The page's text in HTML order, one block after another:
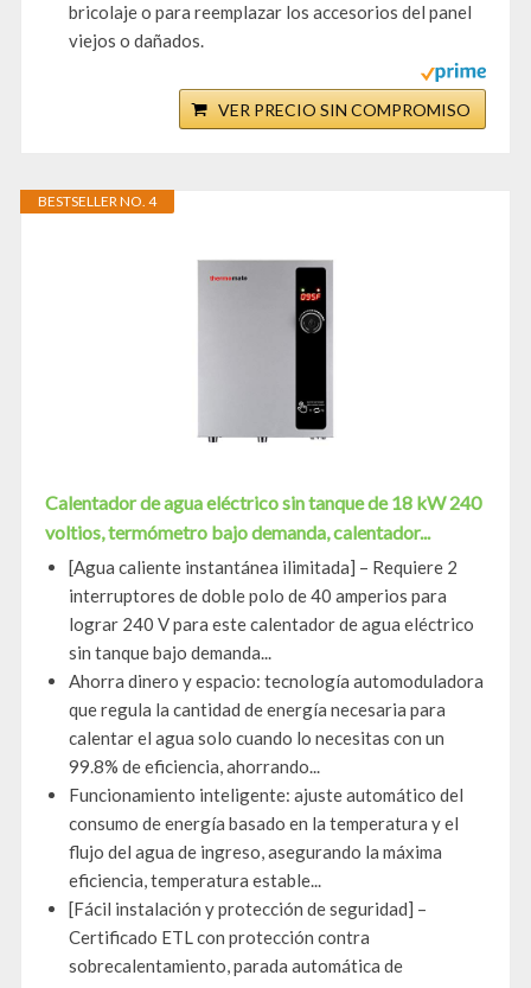
bricolaje o para reemplazar los accesorios del panel
viejos o dañados.
VER PRECIO SIN COMPROMISO
BESTSELLER NO. 4
Calentador de agua eléctrico sin tanque de 18 kW 240
voltios, termómetro bajo demanda, calentador...
[Agua caliente instantánea ilimitada] – Requiere 2
interruptores de doble polo de 40 amperios para
lograr 240 V para este calentador de agua eléctrico
sin tanque bajo demanda...
Ahorra dinero y espacio: tecnología automoduladora
que regula la cantidad de energía necesaria para
calentar el agua solo cuando lo necesitas con un
99.8% de eficiencia, ahorrando...
Funcionamiento inteligente: ajuste automático del
consumo de energía basado en la temperatura y el
flujo del agua de ingreso, asegurando la máxima
eficiencia, temperatura estable...
[Fácil instalación y protección de seguridad] –
Certificado ETL con protección contra
sobrecalentamiento, parada automática de